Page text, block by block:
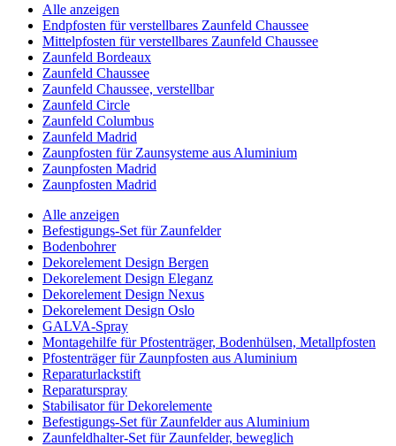
Alle anzeigen
Endpfosten für verstellbares Zaunfeld Chaussee
Mittelpfosten für verstellbares Zaunfeld Chaussee
Zaunfeld Bordeaux
Zaunfeld Chaussee
Zaunfeld Chaussee, verstellbar
Zaunfeld Circle
Zaunfeld Columbus
Zaunfeld Madrid
Zaunpfosten für Zaunsysteme aus Aluminium
Zaunpfosten Madrid
Zaunpfosten Madrid
Alle anzeigen
Befestigungs-Set für Zaunfelder
Bodenbohrer
Dekorelement Design Bergen
Dekorelement Design Eleganz
Dekorelement Design Nexus
Dekorelement Design Oslo
GALVA-Spray
Montagehilfe für Pfostenträger, Bodenhülsen, Metallpfosten
Pfostenträger für Zaunpfosten aus Aluminium
Reparaturlackstift
Reparaturspray
Stabilisator für Dekorelemente
Befestigungs-Set für Zaunfelder aus Aluminium
Zaunfeldhalter-Set für Zaunfelder, beweglich